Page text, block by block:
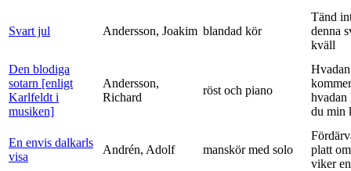
Svart jul Andersson, Joakim blandad kör
Tänd
denna
kväll
Den blodiga
sotarn [enligt
Karlfeldt i
musiken]
Andersson,
Richard
röst och piano
Hvadan
hvadan
du min
En envis dalkarls
visa
Andrén, Adolf manskör med solo
platt
viker